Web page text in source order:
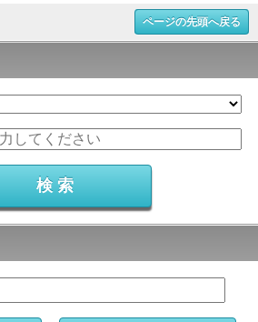
ページの先頭へ戻る